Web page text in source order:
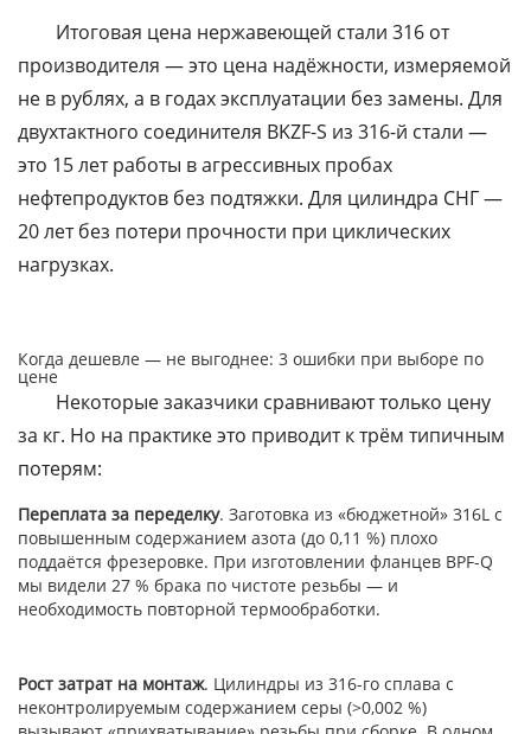
Итоговая цена нержавеющей стали 316 от
производителя — это цена надёжности, измеряемой
не в рублях, а в годах эксплуатации без замены. Для
двухтактного соединителя BKZF-S из 316-й стали —
это 15 лет работы в агрессивных пробах
нефтепродуктов без подтяжки. Для цилиндра СНГ —
20 лет без потери прочности при циклических
нагрузках.
Когда дешевле — не выгоднее: 3 ошибки при выборе по
цене
Некоторые заказчики сравнивают только цену
за кг. Но на практике это приводит к трём типичным
потерям:
Переплата за переделку. Заготовка из «бюджетной» 316L с
повышенным содержанием азота (до 0,11 %) плохо
поддаётся фрезеровке. При изготовлении фланцев BPF-Q
мы видели 27 % брака по чистоте резьбы — и
необходимость повторной термообработки.
Рост затрат на монтаж. Цилиндры из 316-го сплава с
неконтролируемым содержанием серы (>0,002 %)